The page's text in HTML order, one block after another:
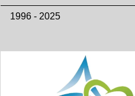
1996 - 2025